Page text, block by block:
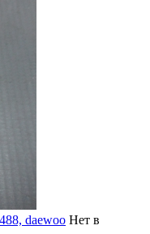
daewoo Нет в